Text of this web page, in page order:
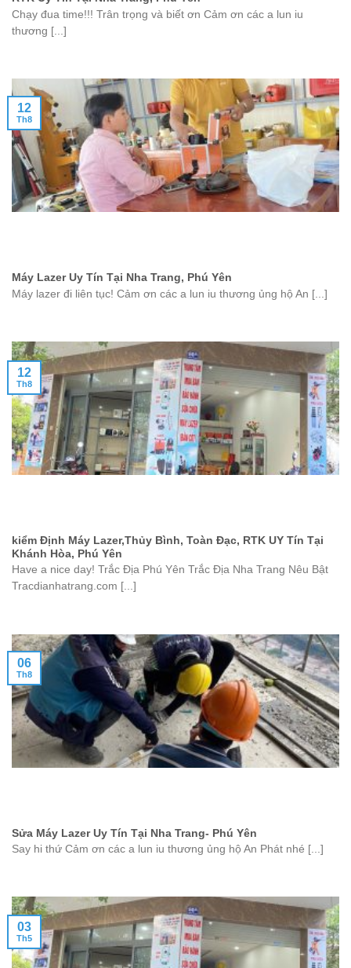
Chạy đua time!!! Trân trọng và biết ơn Cảm ơn các a lun iu
thương [...]
Máy Lazer Uy Tín Tại Nha Trang, Phú Yên
Máy lazer đi liên tục! Cảm ơn các a lun iu thương ủng hộ An [...]
12
Th8
kiểm Định Máy Lazer,Thủy Bình, Toàn Đạc, RTK UY Tín Tại
Khánh Hòa, Phú Yên
Have a nice day! Trắc Địa Phú Yên Trắc Địa Nha Trang Nêu Bật
Tracdianhatrang.com [...]
12
Th8
Sửa Máy Lazer Uy Tín Tại Nha Trang- Phú Yên
Say hi thứ Cảm ơn các a lun iu thương ủng hộ An Phát nhé [...]
06
Th8
03
Th5